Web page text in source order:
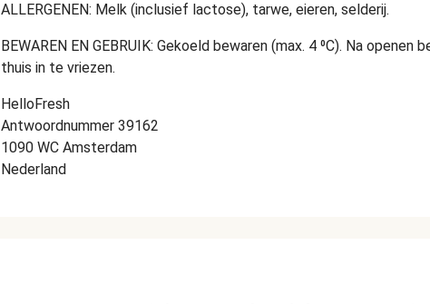
ALLERGENEN: Melk (inclusief lactose), tarwe, eieren, selderij.
BEWAREN EN GEBRUIK: Gekoeld bewaren (max. 4 ⁰C). Na
thuis in te vriezen.
HelloFresh
Antwoordnummer 39162
1090 WC Amsterdam
Nederland